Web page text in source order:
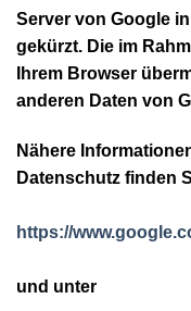
Server von Google
gekürzt. Die im
Ihrem Browser
anderen Daten von
Nähere
Datenschutz finden
https://
und unter